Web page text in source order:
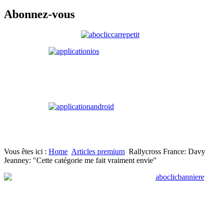
Abonnez-vous
Vous êtes ici : Home Articles premium Rallycross France: Davy
Jeanney: "Cette catégorie me fait vraiment envie"